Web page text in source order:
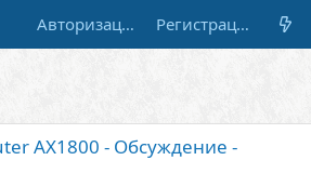
Авторизация Регистрация
AX1800 - Обсуждение -